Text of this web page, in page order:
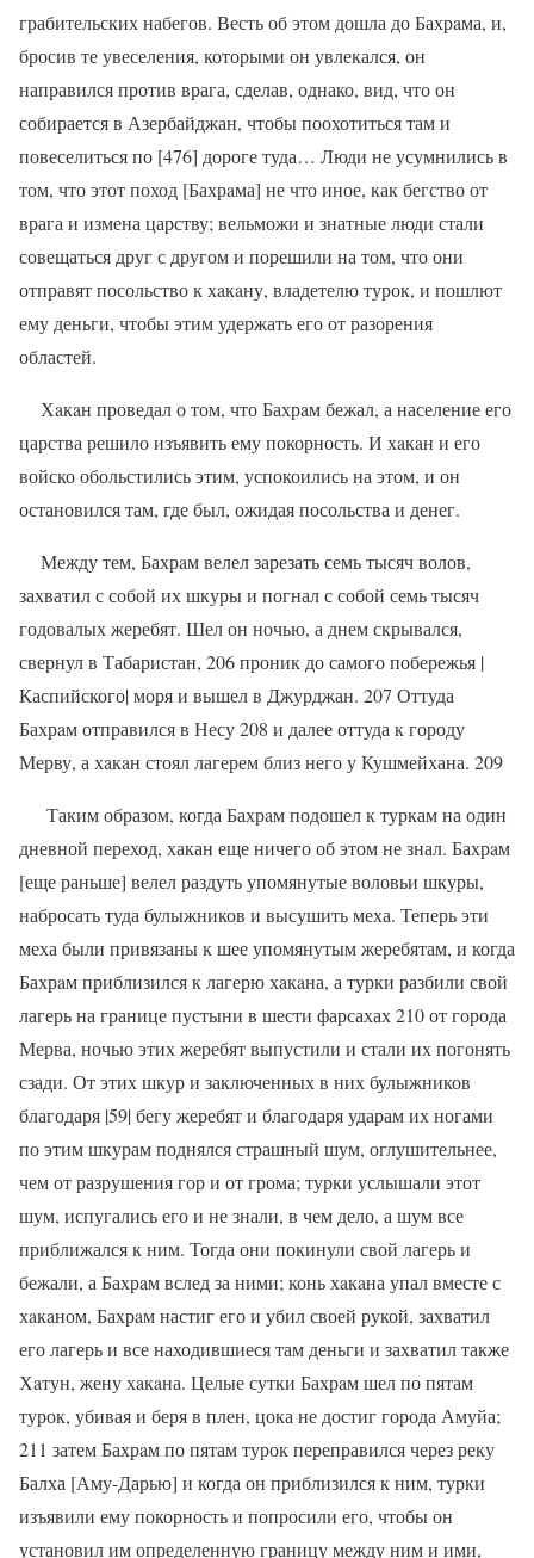
грабительских набегов. Весть об этом дошла до Бахрaма, и,
бросив те увеселения, которыми он увлекался, он
направился против врага, сделав, однако, вид, что он
собирается в Азербайджан, чтобы поохотиться там и
повеселиться по [476] дороге туда… Люди не усумнились в
том, что этот поход [Бахрaма] не что иное, как бегство от
врага и измена царству; вельможи и знатные люди стали
совещаться друг с другом и порешили на том, что они
отправят посольство к хaкaну, владетелю турок, и пошлют
ему деньги, чтобы этим удержать его от разорения
областей.
Хaкaн проведал о том, что Бахрaм бежал, а население его
царства решило изъявить ему покорность. И хaкaн и его
войско обольстились этим, успокоились на этом, и он
остановился там, где был, ожидая посольства и денег.
Между тем, Бахрaм велел зарезать семь тысяч волов,
захватил с собой их шкуры и погнал с собой семь тысяч
годовалых жеребят. Шел он ночью, а днем скрывался,
свернул в Табаристан, 206 проник до самого побережья |
Каспийского| моря и вышел в Джурджан. 207 Оттуда
Бахрaм отправился в Несу 208 и далее оттуда к городу
Мерву, а хaкaн стоял лагерем близ него у Кушмейхана. 209
Таким образом, когда Бахрaм подошел к туркам на один
дневной переход, хакан еще ничего об этом не знал. Бахрaм
[еще раньше] велел раздуть упомянутые воловьи шкуры,
набросать туда булыжников и высушить меха. Теперь эти
меха были привязаны к шее упомянутым жеребятам, и когда
Бахрaм приблизился к лагерю хaкaна, а турки разбили свой
лагерь на границе пустыни в шести фарсахах 210 от города
Мерва, ночью этих жеребят выпустили и стали их погонять
сзади. От этих шкур и заключенных в них булыжников
благодаря |59| бегу жеребят и благодаря ударам их ногами
по этим шкурам поднялся страшный шум, оглушительнее,
чем от разрушения гор и от грома; турки услышали этот
шум, испугались его и не знали, в чем дело, а шум все
приближался к ним. Тогда они покинули свой лагерь и
бежали, а Бахрaм вслед за ними; конь хaкaна упал вместе с
хaкaном, Бахрaм настиг его и убил своей рукой, захватил
его лагерь и все находившиеся там деньги и захватил также
Хaтун, жену хaкaна. Целые сутки Бахрaм шел по пятам
турок, убивая и беря в плен, цока не достиг города Амуйа;
211 затем Бахрaм по пятам турок переправился через реку
Балха [Аму-Дарью] и когда он приблизился к ним, турки
изъявили ему покорность и попросили его, чтобы он
установил им определенную границу между ним и ими,